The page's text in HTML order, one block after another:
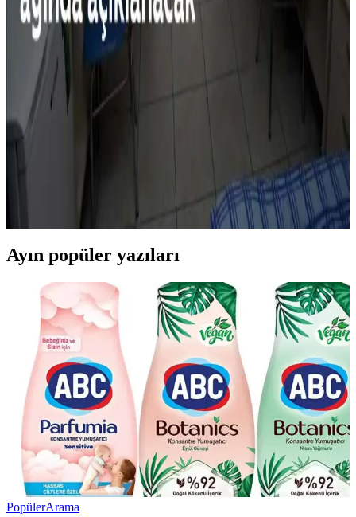
Salatalık Sevmek İçin Yöntemler ve Alternatif
Sebzeler Üzerine Kapsamlı İnceleme
Salatalığın tadını sevmeyenler için kabuk ve tohum çıkarma,
tatlandırıcılar ve farklı hazırlama yöntemleri gibi seçenekler
sunuluyor. Ayrıca, benzer özellikte alternatif sebzelerle sağlıklı
beslenme öneriliyor.
Üniversite Öğrencileri İçin Ekonomik ve Sağlıklı
Beslenme Rehberi: Pratik Yemek Önerileri
Üniversite öğrencileri için uygun fiyatlı malzemeler ve temel mutfak
araçlarıyla sağlıklı ve ekonomik yemekler hazırlama yöntemleri.
Tasarruf ve pratik pişirme önerileriyle besleyici öğünler sunuluyor.
Ayın popüler yazıları
PopülerArama